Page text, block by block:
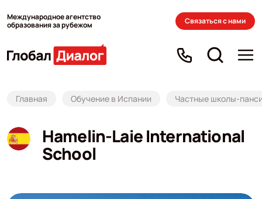
Международное агентство
образования за рубежом
Связаться с нами
Главная Обучение в Испании Частные школы-
Hamelin-Laie International
School